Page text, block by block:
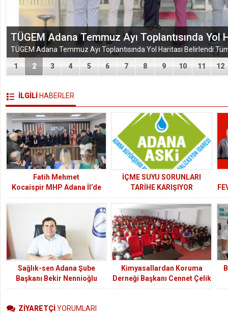
TÜGEM Adana Temmuz Ayı Toplantısında Yol
1 2 3 4 5 6 7 8 9 10 11 12
İLGİLİ HABERLER
Fatih Mehmet
Kocaispir MHP Adana İl’de
coşkuyla karşılandı
İÇME SUYU SORUNLARI
TARİHE KARIŞIYOR
Sağlık-sen Adana Şube
Başkanı Bekir Nennioğlu
sağlıkçıları görmezden gelen
Kimyasallardan Koruma
Derneği Başkanı Cennet Çelik
ZİYARETÇİYORUMLARI